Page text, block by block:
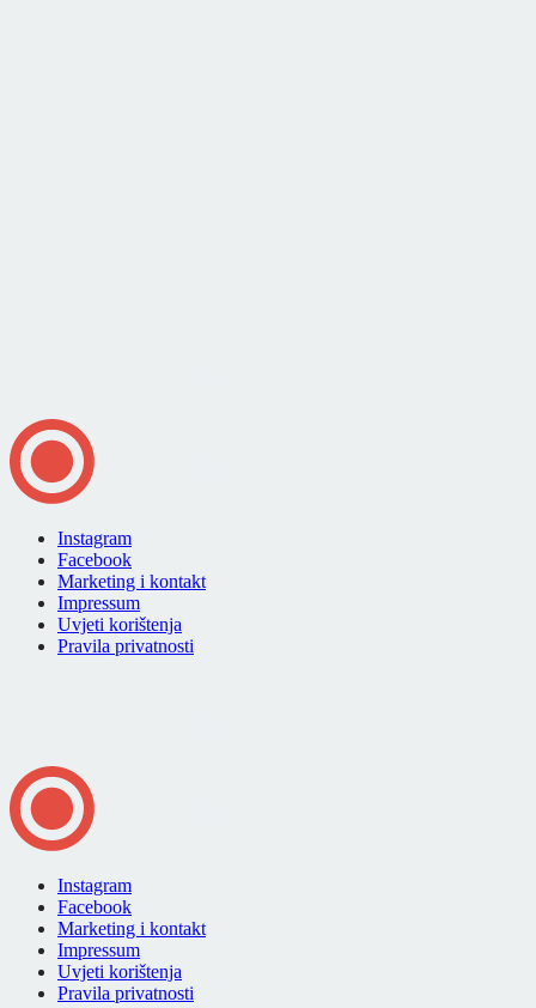
Instagram
Facebook
Marketing i kontakt
Impressum
Uvjeti korištenja
Pravila privatnosti
Instagram
Facebook
Marketing i kontakt
Impressum
Uvjeti korištenja
Pravila privatnosti